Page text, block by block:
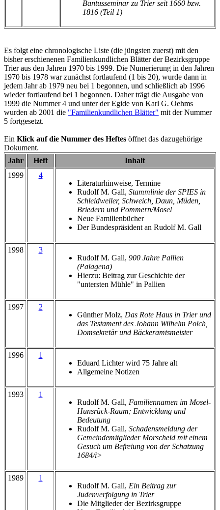
Bantusseminar zu Trier seit 1660 bzw.
1816 (Teil 1)
Es folgt eine chronologische Liste (die jüngsten zuerst) mit den
bisher erschienenen Familienkundlichen Blätter der Bezirksgruppe
Trier aus den Jahren 1970 bis 1999. Die Numerierung in den Jahren
1970 bis 1978 war zunächst fortlaufend (1 bis 20), wurde dann in
jedem Jahr ab 1979 neu bei 1 begonnen, und schließlich ab 1996
wieder fortlaufend bei 1 begonnen. Daher trägt die Ausgabe von
1999 die Nummer 4 und unter der Egide von Karl G. Oehms
wurden ab 2001 die "Familienkundlichen Blätter" mit der Nummer
5 fortgesetzt.
Ein Klick auf die Nummer des Heftes öffnet das dazugehörige
Dokument.
Jahr
Heft
Inhalt
1999
4
Literaturhinweise, Termine
Rudolf M. Gall, Stammlinie der SPIES in
Schleidweiler, Schweich, Daun, Müden,
Briedern und Pommern/Mosel
Neue Familienbücher
Der Bundespräsident an Rudolf M. Gall
1998
3
Rudolf M. Gall, 900 Jahre Pallien
(Palagena)
Hierzu: Beitrag zur Geschichte der
"untersten Mühle" in Pallien
1997
2
Günther Molz, Das Rote Haus in Trier und
das Testament des Johann Wilhelm Polch,
Domsekretär und Bäckeramtsmeister
1996
1
Eduard Lichter wird 75 Jahre alt
Allgemeine Notizen
1993
1
Rudolf M. Gall, Familiennamen im Mosel-
Hunsrück-Raum; Entwicklung und
Bedeutung
Rudolf M. Gall, Schadensmeldung der
Gemeindemitglieder Morscheid mit einem
Gesuch um Befreiung von der Schatzung
1684/i>
1989
1
Rudolf M. Gall, Ein Beitrag zur
Judenverfolgung in Trier
Die Mitglieder der Bezirksgruppe